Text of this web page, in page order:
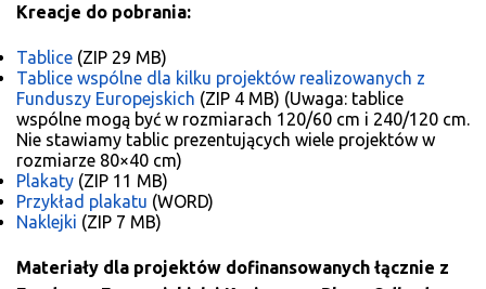
Kreacje do pobrania:
Tablice (ZIP 29 MB)
Tablice wspólne dla kilku projektów realizowanych z
Funduszy Europejskich (ZIP 4 MB) (Uwaga: tablice
wspólne mogą być w rozmiarach 120/60 cm i 240/120 cm.
Nie stawiamy tablic prezentujących wiele projektów w
rozmiarze 80×40 cm)
Plakaty (ZIP 11 MB)
Przykład plakatu (WORD)
Naklejki (ZIP 7 MB)
Materiały dla projektów dofinansowanych łącznie z